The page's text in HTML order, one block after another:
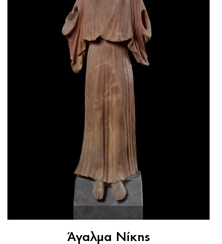
Άγαλμα Νίκης